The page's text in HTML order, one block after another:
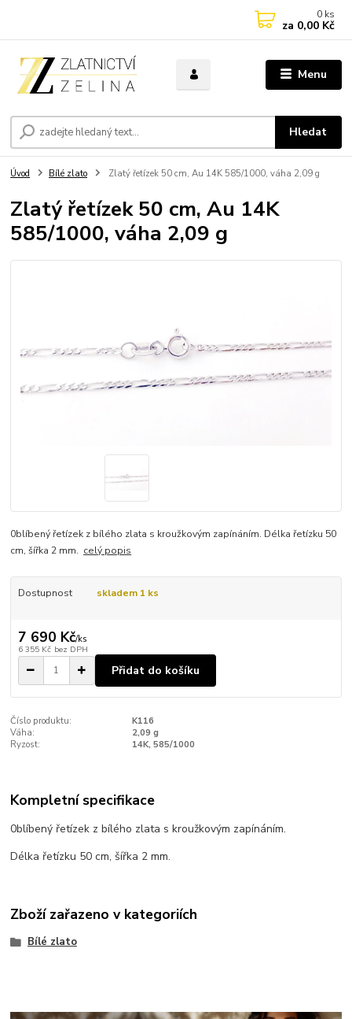
Menu
Hledat
0 ks
za 0,00 Kč
Úvod Bílé zlato Zlatý řetízek 50 cm, Au 14K 585/1000, váha 2,09 g
Zlatý řetízek 50 cm, Au 14K
585/1000, váha 2,09 g
0blíbený řetízek z bílého zlata s kroužkovým zapínáním. Délka řetízku 50
cm, šířka 2 mm. celý popis
Dostupnost skladem 1 ks
7 690 Kč/ks
6 355 Kč bez DPH
Přidat do košíku
Číslo produktu:
K116
Váha:
2,09 g
Ryzost:
14K, 585/1000
Kompletní specifikace
0blíbený řetízek z bílého zlata s kroužkovým zapínáním.
Délka řetízku 50 cm, šířka 2 mm.
Zboží zařazeno v kategoriích
Bílé zlato